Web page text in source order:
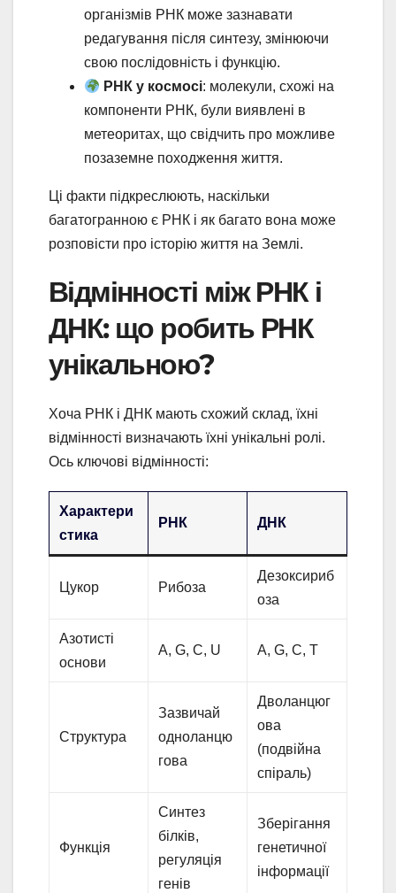
організмів РНК може зазнавати
редагування після синтезу, змінюючи
свою послідовність і функцію.
РНК у космосі: молекули, схожі на
компоненти РНК, були виявлені в
метеоритах, що свідчить про можливе
позаземне походження життя.
Ці факти підкреслюють, наскільки
багатогранною є РНК і як багато вона може
розповісти про історію життя на Землі.
Відмінності між РНК і
ДНК: що робить РНК
унікальною?
Хоча РНК і ДНК мають схожий склад, їхні
відмінності визначають їхні унікальні ролі.
Ось ключові відмінності:
Характери
стика
РНК ДНК
Цукор Рибоза
Дезоксириб
оза
Азотисті
основи
A, G, C, U A, G, C, T
Структура
Зазвичай
одноланцю
гова
Дволанцюг
ова
(подвійна
спіраль)
Функція
Синтез
білків,
регуляція
генів
Зберігання
генетичної
інформації